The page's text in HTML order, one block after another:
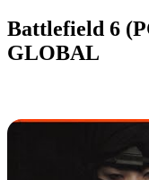
Battlefield 6
GLOBAL